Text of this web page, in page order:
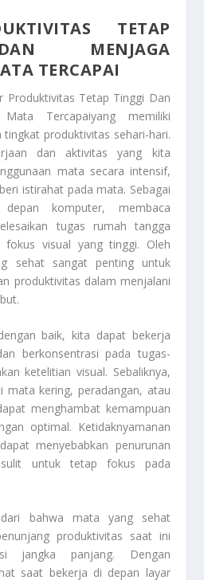
TETAP
MENJAGA
TERCAPAI
Produktivitas Tetap Tinggi Dan
Tercapaiyang memiliki
tingkat produktivitas sehari-hari.
dan aktivitas yang kita
mata secara intensif,
istirahat pada mata. Sebagai
komputer, membaca
tugas rumah tangga
fokus visual yang tinggi. Oleh
sehat sangat penting untuk
produktivitas dalam menjalani
baik, kita dapat bekerja
berkonsentrasi pada tugas-
ketelitian visual. Sebaliknya,
mata kering, peradangan, atau
menghambat kemampuan
optimal. Ketidaknyamanan
menyebabkan penurunan
sulit untuk tetap fokus pada
bahwa mata yang sehat
produktivitas saat ini
jangka panjang. Dengan
saat bekerja di depan layar